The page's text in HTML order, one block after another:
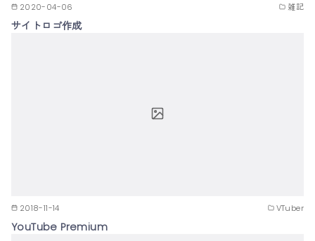
2020-04-06 雑記
サイトロゴ作成
2018-11-14 VTuber
YouTube Premium